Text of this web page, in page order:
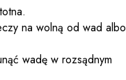
na wolną od wad albo
wadę w rozsądnym